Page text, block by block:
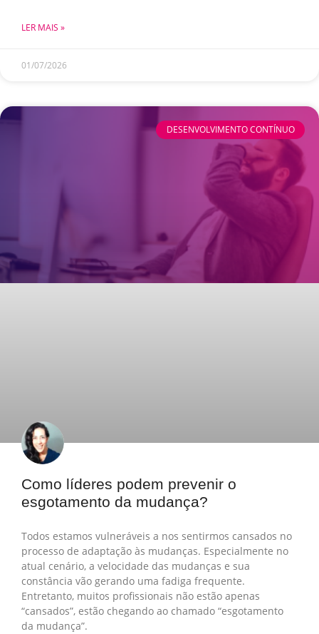
LER MAIS »
01/07/2026
DESENVOLVIMENTO CONTÍNUO
Como líderes podem prevenir o
esgotamento da mudança?
Todos estamos vulneráveis a nos sentirmos cansados no
processo de adaptação às mudanças. Especialmente no
atual cenário, a velocidade das mudanças e sua
constância vão gerando uma fadiga frequente.
Entretanto, muitos profissionais não estão apenas
“cansados”, estão chegando ao chamado “esgotamento
da mudança”.